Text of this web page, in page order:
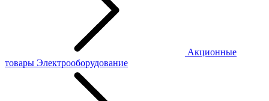
Акционные
товары Электрооборудование